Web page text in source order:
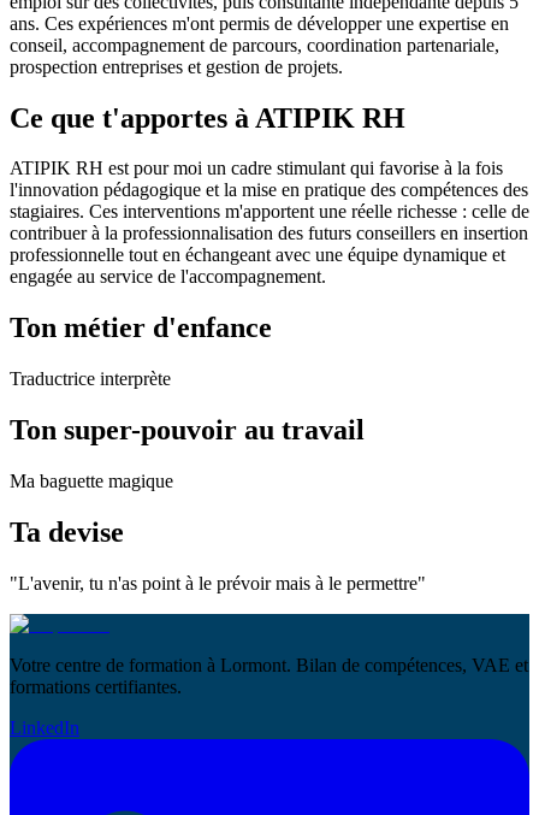
ans. Ces expériences m'ont permis de développer une expertise en
conseil, accompagnement de parcours, coordination partenariale,
prospection entreprises et gestion de projets.
Ce que t'apportes à ATIPIK RH
ATIPIK RH est pour moi un cadre stimulant qui favorise à la fois
l'innovation pédagogique et la mise en pratique des compétences des
stagiaires. Ces interventions m'apportent une réelle richesse : celle de
contribuer à la professionnalisation des futurs conseillers en insertion
professionnelle tout en échangeant avec une équipe dynamique et
engagée au service de l'accompagnement.
Ton métier d'enfance
Traductrice interprète
Ton super-pouvoir au travail
Ma baguette magique
Ta devise
"L'avenir, tu n'as point à le prévoir mais à le permettre"
Votre centre de formation à Lormont. Bilan de compétences, VAE et
formations certifiantes.
LinkedIn